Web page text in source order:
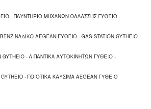
- ΠΛΥΝΤΗΡΙΟ ΜΗΧΑΝΩΝ ΘΑΛΑΣΣΗΣ ΓΥΘΕΙΟ -
ΒΕΝΖΙΝΑΔΙΚΟ AEGEAN ΓΥΘΕΙΟ - GAS STATION GYTHEIO
GYTHEIO - ΛΙΠΑΝΤΙΚΑ ΑΥΤΟΚΙΝΗΤΩΝ ΓΥΘΕΙΟ -
- ΠΟΙΟΤΙΚΑ ΚΑΥΣΙΜΑ AEGEAN ΓΥΘΕΙΟ